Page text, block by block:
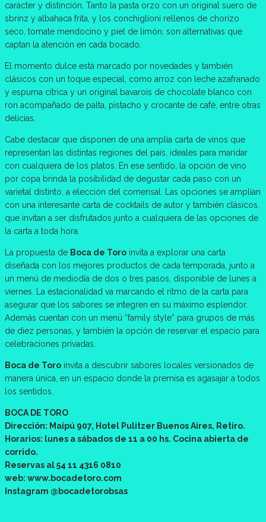
carácter y distinción. Tanto la pasta orzo con un original suero de
sbrinz y albahaca frita, y los conchiglioni rellenos de chorizo
seco, tomate mendocino y piel de limón, son alternativas que
captan la atención en cada bocado.
El momento dulce está marcado por novedades y también
clásicos con un toque especial, como arroz con leche azafranado
y espuma cítrica y un original bavarois de chocolate blanco con
ron acompañado de palta, pistacho y crocante de café, entre otras
delicias.
Cabe destacar que disponen de una amplia carta de vinos que
representan las distintas regiones del país, ideales para maridar
con cualquiera de los platos. En ese sentido, la opción de vino
por copa brinda la posibilidad de degustar cada paso con un
varietal distinto, a elección del comensal. Las opciones se amplían
con una interesante carta de cocktails de autor y también clásicos,
que invitan a ser disfrutados junto a cualquiera de las opciones de
la carta a toda hora.
La propuesta de Boca de Toro invita a explorar una carta
diseñada con los mejores productos de cada temporada, junto a
un menú de mediodía de dos o tres pasos, disponible de lunes a
viernes. La estacionalidad va marcando el ritmo de la carta para
asegurar que los sabores se integren en su máximo esplendor.
Además cuentan con un menú “family style” para grupos de más
de diez personas, y también la opción de reservar el espacio para
celebraciones privadas.
Boca de Toro invita a descubrir sabores locales versionados de
manera única, en un espacio donde la premisa es agasajar a todos
los sentidos.
BOCA DE TORO
Dirección: Maipú 907, Hotel Pulitzer Buenos Aires, Retiro.
Horarios: lunes a sábados de 11 a 00 hs. Cocina abierta de
corrido.
Reservas al 54 11 4316 0810
web: www.bocadetoro.com
Instagram @bocadetorobsas